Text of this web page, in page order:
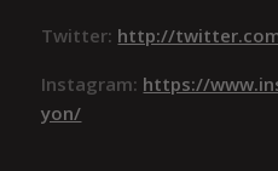
Twitter: http://
Instagram: https://
yon/